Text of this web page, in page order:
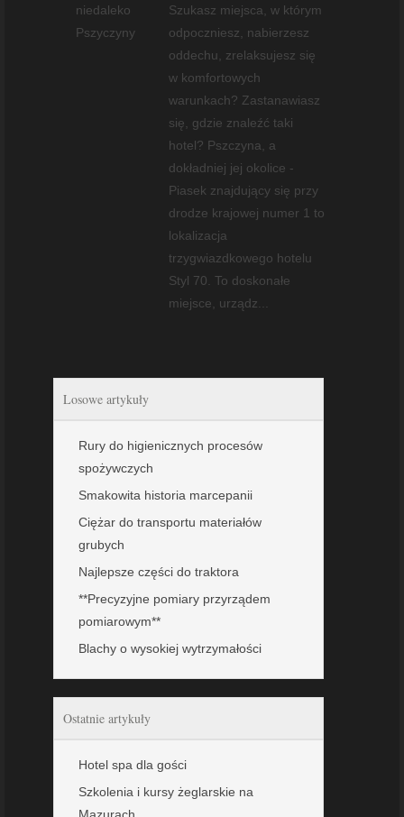
Szukasz miejsca, w którym
odpoczniesz, nabierzesz
oddechu, zrelaksujesz się
w komfortowych
warunkach? Zastanawiasz
się, gdzie znaleźć taki
hotel? Pszczyna, a
dokładniej jej okolice -
Piasek znajdujący się przy
drodze krajowej numer 1 to
lokalizacja
trzygwiazdkowego hotelu
Styl 70. To doskonałe
miejsce, urządz...
Losowe artykuły
Rury do higienicznych procesów
spożywczych
Smakowita historia marcepanii
Ciężar do transportu materiałów
grubych
Najlepsze części do traktora
**Precyzyjne pomiary przyrządem
pomiarowym**
Blachy o wysokiej wytrzymałości
Ostatnie artykuły
Hotel spa dla gości
Szkolenia i kursy żeglarskie na
Mazurach